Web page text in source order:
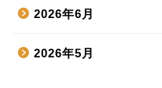
2026年6月
2026年5月